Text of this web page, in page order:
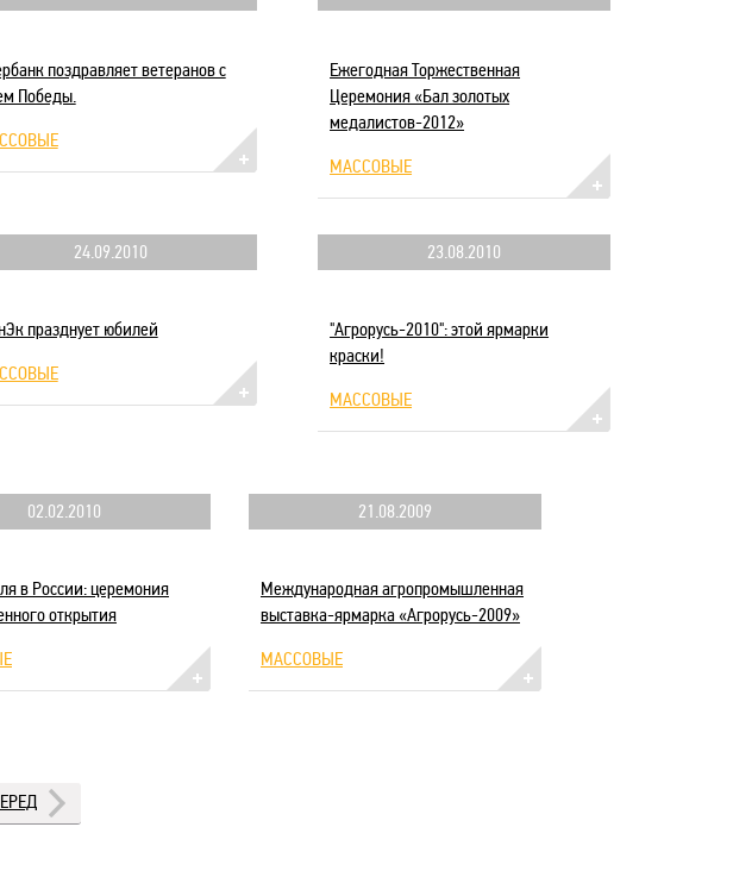
поздравляет ветеранов с
Победы.
Ежегодная Торжественная
Церемония «Бал золотых
медалистов-2012»
МАССОВЫЕ
24.09.2010
празднует юбилей
23.08.2010
"Агрорусь-2010": этой ярмарки
краски!
МАССОВЫЕ
02.02.2010
в России: церемония
открытия
21.08.2009
Международная агропромышленная
выставка-ярмарка «Агрорусь-2009»
МАССОВЫЕ